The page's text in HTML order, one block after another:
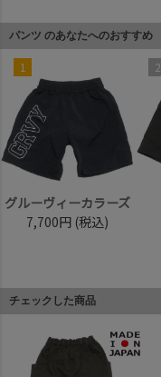
パンツ のあなたへのおすすめ
1
グルーヴィーカラーズ
7,700円 (税込)
2
チェックした商品